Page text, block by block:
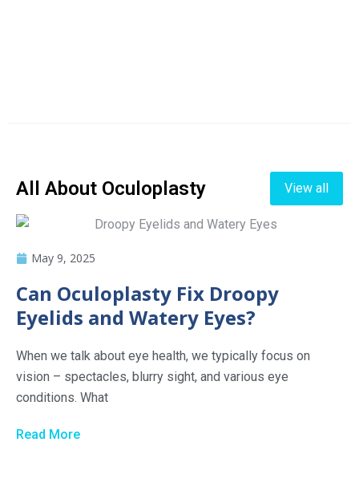
All About Oculoplasty View all
May 9, 2025
Can Oculoplasty Fix Droopy
Eyelids and Watery Eyes?
When we talk about eye health, we typically focus on
vision – spectacles, blurry sight, and various eye
conditions. What
Read More